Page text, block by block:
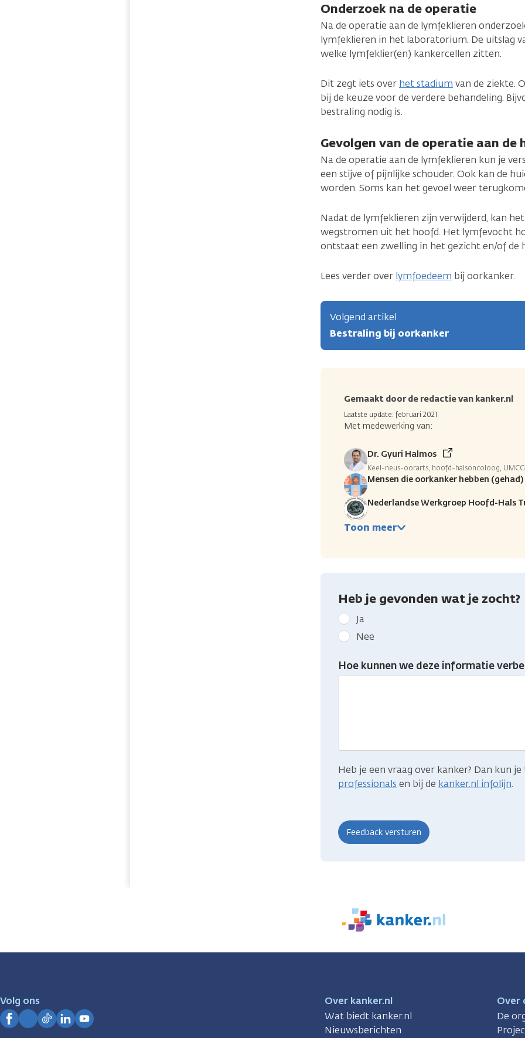
Onderzoek na de operatie
Na de operatie aan de lymfeklieren
lymfeklieren in het laboratorium. De uitslag
welke lymfeklier(en) kankercellen zitten.
Dit zegt iets over het stadium van de ziekte.
bij de keuze voor de verdere behandeling.
bestraling nodig is.
Gevolgen van de operatie aan de
Na de operatie aan de lymfeklieren kun je
een stijve of pijnlijke schouder. Ook kan de
worden. Soms kan het gevoel weer
Nadat de lymfeklieren zijn verwijderd, kan
wegstromen uit het hoofd. Het lymfevocht
ontstaat een zwelling in het gezicht en/of de
Lees verder over lymfoedeem bij oorkanker.
Volgend artikel
Bestraling bij oorkanker
Gemaakt door de redactie van kanker.nl
Laatste update: februari 2021
Met medewerking van:
Dr. Gyuri Halmos
Keel-neus-oorarts, hoofd-halsoncoloog, UMCG
Mensen die oorkanker hebben (gehad)
Nederlandse Werkgroep Hoofd-Hals
Toon meer
Heb je gevonden wat je zocht?
Geef
kanker.nl
feedback:
Heb
je
Ja
Nee
Hoe kunnen we deze informatie
Heb je een vraag over kanker? Dan kun
professionals en bij de kanker.nl infolijn.
We
er
Volg ons
Over kanker.nl
Wat biedt kanker.nl
Nieuwsberichten
Over
De